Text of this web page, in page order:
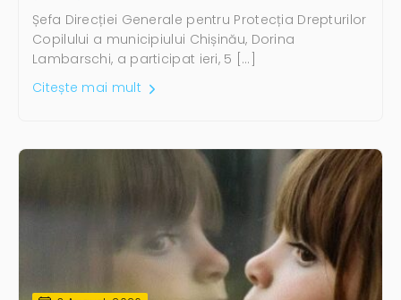
Șefa Direcției Generale pentru Protecția Drepturilor
Copilului a municipiului Chișinău, Dorina
Lambarschi, a participat ieri, 5 […]
Citește mai mult